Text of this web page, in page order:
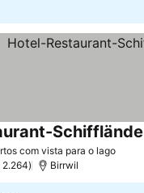
com vista para o lago
Schifflände
2.264 Birrwil